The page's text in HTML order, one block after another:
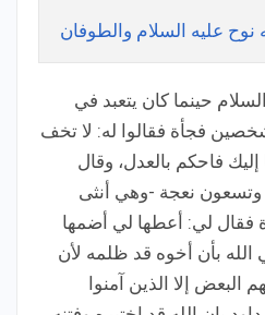
نوح عليه السلام والطوفان
حينما كان يتعبد في
فجأة فقالوا له: لا تخف
فاحكم بالعدل، وقال
نعجة -وهي أنثى
فقال لي: أعطها لي أضمها
بأن أخوه قد ظلمه لأن
إلا الذين آمنوا